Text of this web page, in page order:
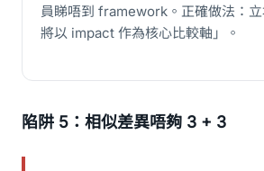
員睇唔到 framework。正確做法：
將以 impact 作為核心比較軸」。
陷阱 5：相似差異唔夠 3 + 3